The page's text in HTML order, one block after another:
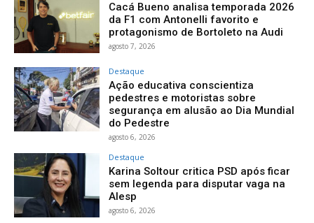
Cacá Bueno analisa temporada 2026
da F1 com Antonelli favorito e
protagonismo de Bortoleto na Audi
agosto 7, 2026
Destaque
Ação educativa conscientiza
pedestres e motoristas sobre
segurança em alusão ao Dia Mundial
do Pedestre
agosto 6, 2026
Destaque
Karina Soltour critica PSD após ficar
sem legenda para disputar vaga na
Alesp
agosto 6, 2026